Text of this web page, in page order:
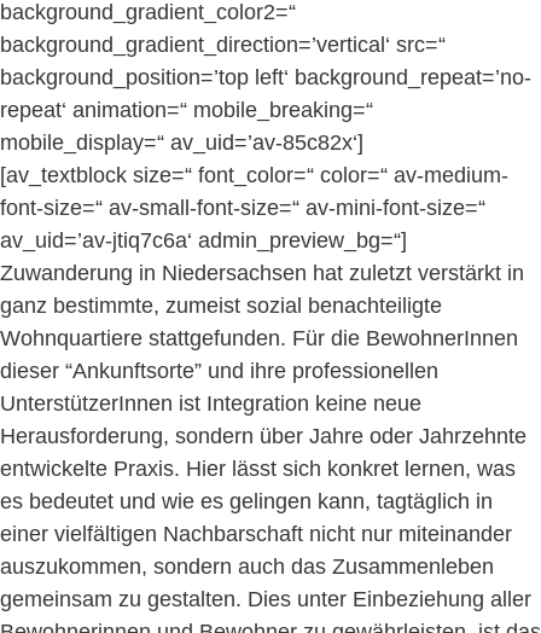
background_gradient_color2=“
background_gradient_direction=’vertical‘ src=“
background_position=’top left‘ background_repeat=’no-
repeat‘ animation=“ mobile_breaking=“
mobile_display=“ av_uid=’av-85c82x‘]
[av_textblock size=“ font_color=“ color=“ av-medium-
font-size=“ av-small-font-size=“ av-mini-font-size=“
av_uid=’av-jtiq7c6a‘ admin_preview_bg=“]
Zuwanderung in Niedersachsen hat zuletzt verstärkt in
ganz bestimmte, zumeist sozial benachteiligte
Wohnquartiere stattgefunden. Für die BewohnerInnen
dieser “Ankunftsorte” und ihre professionellen
UnterstützerInnen ist Integration keine neue
Herausforderung, sondern über Jahre oder Jahrzehnte
entwickelte Praxis. Hier lässt sich konkret lernen, was
es bedeutet und wie es gelingen kann, tagtäglich in
einer vielfältigen Nachbarschaft nicht nur miteinander
auszukommen, sondern auch das Zusammenleben
gemeinsam zu gestalten. Dies unter Einbeziehung aller